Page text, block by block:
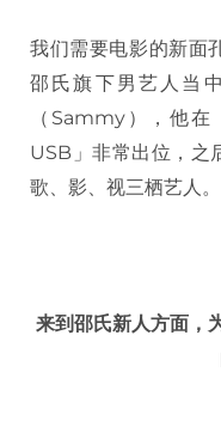
我们需要电影的新面
邵氏旗下男艺人当
（Sammy），他
USB」非常出位，之
歌、影、视三栖艺人。
来到邵氏新人方面，